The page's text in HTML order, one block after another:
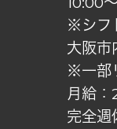
※シフ
大阪市
※一部
月給
完全週